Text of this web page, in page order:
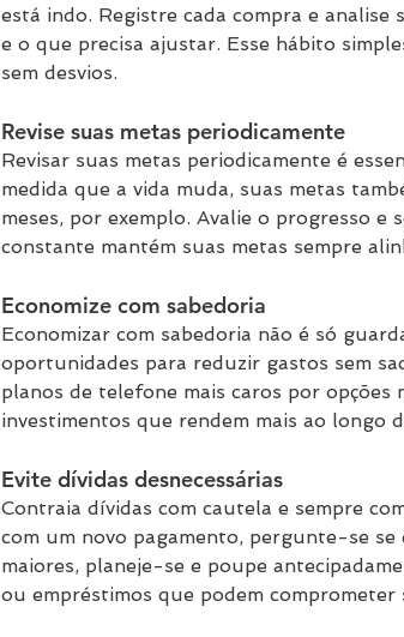
está indo. Registre cada compra e
e o que precisa ajustar. Esse hábito
sem desvios.
Revise suas metas periodicamente
Revisar suas metas periodicamente é
medida que a vida muda, suas metas
meses, por exemplo. Avalie o progresso e
constante mantém suas metas sempre
Economize com sabedoria
Economizar com sabedoria não é só
oportunidades para reduzir gastos sem
planos de telefone mais caros por
investimentos que rendem mais ao longo
Evite dívidas desnecessárias
Contraia dívidas com cautela e sempre
com um novo pagamento, pergunte-se se
maiores, planeje-se e poupe
ou empréstimos que podem